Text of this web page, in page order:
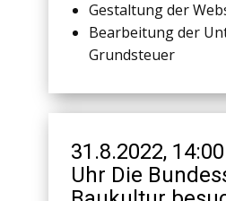
Gestaltung der
Bearbeitung der
Grundsteuer
31.8.2022,
Uhr Die